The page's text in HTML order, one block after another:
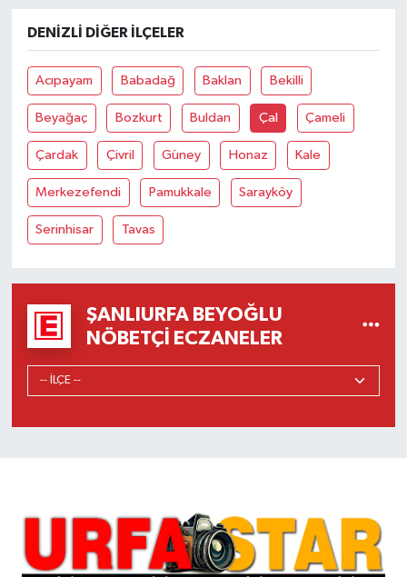
DENIZLI DIĞER İLÇELER
Acıpayam Babadağ Baklan Bekilli
Beyağaç Bozkurt Buldan Çal Çameli
Çardak Çivril Güney Honaz Kale
Merkezefendi Pamukkale Sarayköy
Serinhisar Tavas
ŞANLIURFA BEYOĞLU
NÖBETÇI ECZANELER